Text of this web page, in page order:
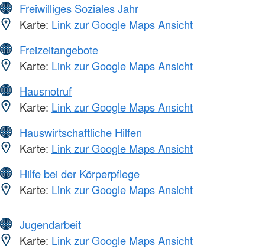
Freiwilliges Soziales Jahr
Karte: Link zur Google Maps Ansicht
Freizeitangebote
Karte: Link zur Google Maps Ansicht
Hausnotruf
Karte: Link zur Google Maps Ansicht
Hauswirtschaftliche Hilfen
Karte: Link zur Google Maps Ansicht
Hilfe bei der Körperpflege
Karte: Link zur Google Maps Ansicht
Jugendarbeit
Karte: Link zur Google Maps Ansicht